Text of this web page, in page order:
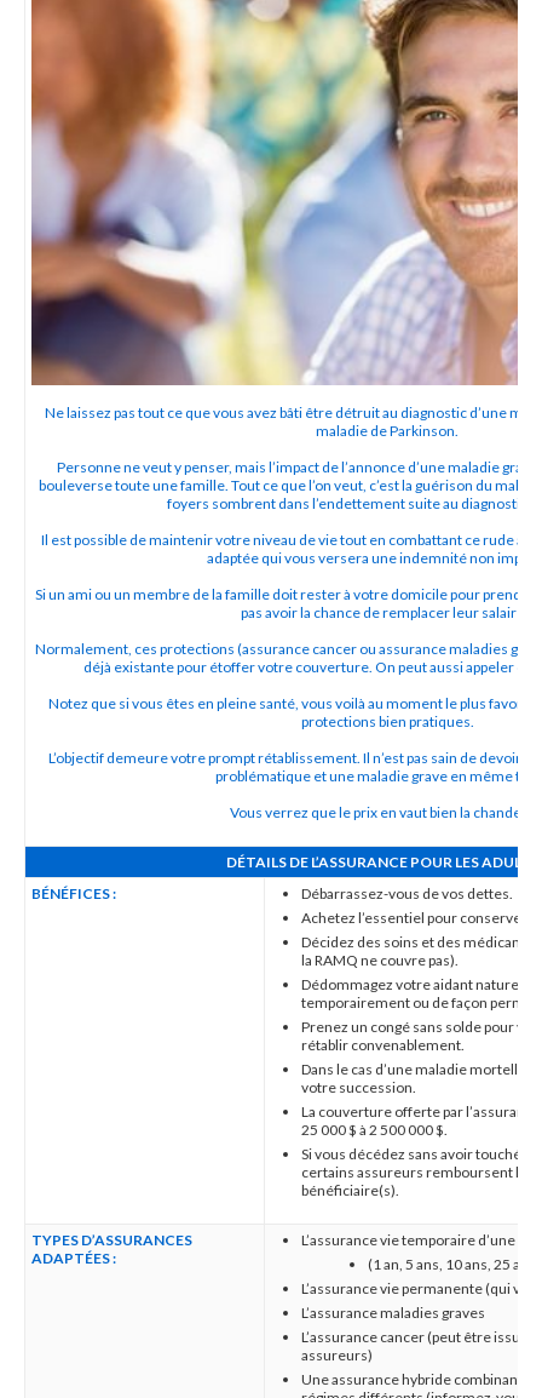
Ne laissez pas tout ce que vous avez bâti être détruit au diagnostic d’une
maladie de Parkinson.
Personne ne veut y penser, mais l’impact de l’annonce d’une maladie
bouleverse toute une famille. Tout ce que l’on veut, c’est la guérison du
foyers sombrent dans l’endettement suite au diagnostic
Il est possible de maintenir votre niveau de vie tout en combattant ce rude
adaptée qui vous versera une indemnité non
Si un ami ou un membre de la famille doit rester à votre domicile pour
pas avoir la chance de remplacer leur salaire ?
Normalement, ces protections (assurance cancer ou assurance maladies
déjà existante pour étoffer votre couverture. On peut aussi appeler ces
Notez que si vous êtes en pleine santé, vous voilà au moment le plus
protections bien pratiques.
L’objectif demeure votre prompt rétablissement. Il n’est pas sain de devoir
problématique et une maladie grave en même
Vous verrez que le prix en vaut bien la chandelle
DÉTAILS DE L’ASSURANCE POUR LES
BÉNÉFICES :
Débarrassez-vous de vos dettes.
Achetez l’essentiel pour conserver
Décidez des soins et des
la RAMQ ne couvre pas).
Dédommagez votre aidant naturel
temporairement ou de façon
Prenez un congé sans solde pour
rétablir convenablement.
Dans le cas d’une maladie mortelle,
votre succession.
La couverture offerte par
25 000 $ à 2 500 000 $.
Si vous décédez sans avoir touché
certains assureurs remboursent le
bénéficiaire(s).
TYPES D’ASSURANCES
ADAPTÉES :
L’assurance vie temporaire d’une
(1 an, 5 ans, 10 ans, 25
L’assurance vie permanente (qui
L’assurance maladies graves
L’assurance cancer (peut être issue
assureurs)
Une assurance hybride combinant